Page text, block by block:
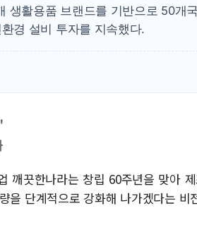
생활용품 브랜드를 기반으로 50개국
경 설비 투자를 지속했다.
깨끗한나라는 창립 60주년을 맞아
을 단계적으로 강화해 나가겠다는 비